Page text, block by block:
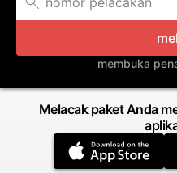
membuka
Melacak paket Anda